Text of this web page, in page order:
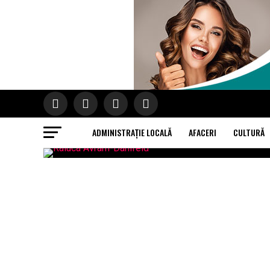
ADMINISTRAȚIE LOCALĂ AFACERI CULTURĂ